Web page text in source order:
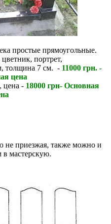
простые прямоугольные.
портрет,
толщина 7 см. - 11000 грн. -
цена
цена - 18000 грн- Основная
не приезжая, также можно и
в мастерскую.